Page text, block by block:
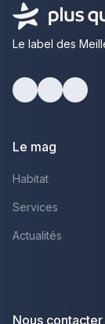
Le label des
Le mag
Habitat
Services
Actualités
Nous contacter